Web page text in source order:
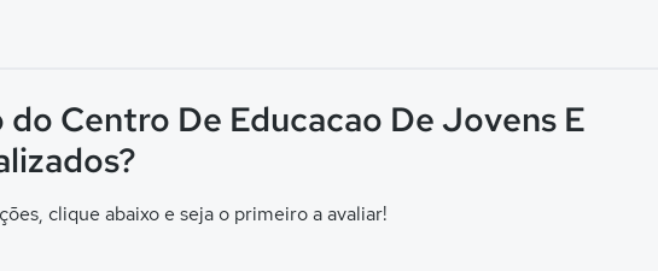
do Centro De Educacao De Jovens E
clique abaixo e seja o primeiro a avaliar!